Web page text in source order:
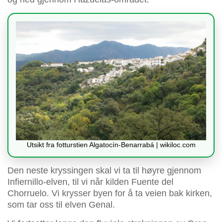
Utsikt fra fotturstien Algatocín-Benarrabá | wikiloc.com
Den neste kryssingen skal vi ta til høyre gjennom
Infiernillo-elven, til vi når kilden Fuente del
Chorruelo. Vi krysser byen for å ta veien bak kirken,
som tar oss til elven Genal.